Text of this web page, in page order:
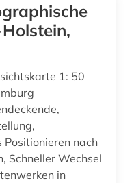
1: 50
Positionieren nach
Schneller Wechsel
in